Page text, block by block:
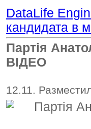
DataLife
кандидата в
Партія
ВІДЕО
12.11.